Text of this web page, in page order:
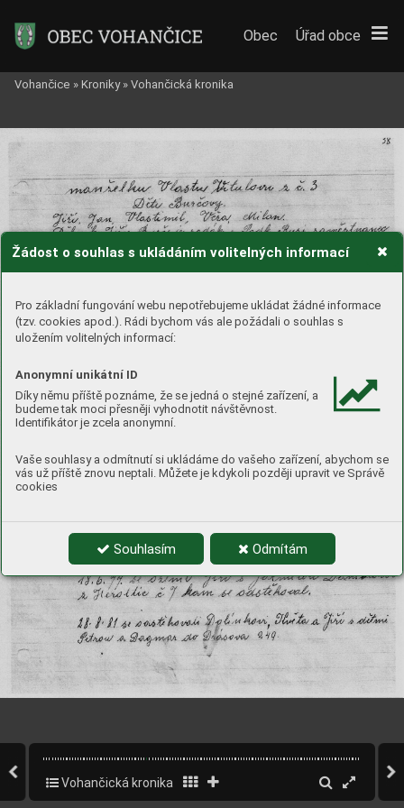
Žádost o souhlas s ukládáním volitelných informací
Pro základní fungování webu nepotřebujeme ukládat žádné informace
(tzv. cookies apod.). Rádi bychom vás ale požádali o souhlas s
uložením volitelných informací:
Anonymní unikátní ID
Díky němu příště poznáme, že se jedná o stejné zařízení, a
budeme tak moci přesněji vyhodnotit návštěvnost.
Identifikátor je zcela anonymní.
Vaše souhlasy a odmítnutí si ukládáme do vašeho zařízení, abychom se
vás už příště znovu neptali. Můžete je kdykoli později upravit ve Správě
cookies
Souhlasím Odmítám
Obec Úřad obce
Vohančice » Kroniky » Vohančická kronika
Vohančická kronika 34